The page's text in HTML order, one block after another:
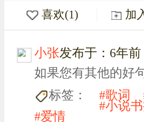
喜欢(1) 加
小张发布于：6年前
如果您有其他的好
标签：
#歌词
#小说
#爱情